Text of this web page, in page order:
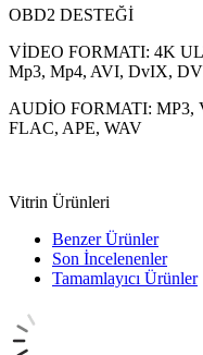
OBD2 DESTEĞİ
VİDEO FORMATI: 4K
Mp3, Mp4, AVI, DvIX,
AUDİO FORMATI: MP3,
FLAC, APE, WAV
Vitrin Ürünleri
Benzer Ürünler
Son İncelenenler
Tamamlayıcı Ürünler